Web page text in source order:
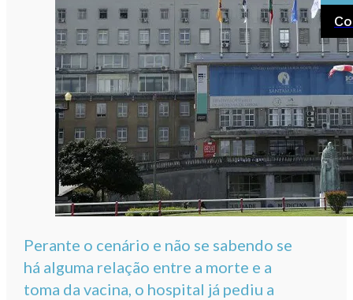
Perante o cenário e não se sabendo se
há alguma relação entre a morte e a
toma da vacina, o hospital já pediu a